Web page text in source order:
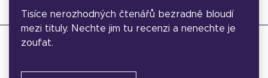
Tisíce nerozhodných čtenářů bezradně bloudí
mezi tituly. Nechte jim tu recenzi a nenechte je
zoufat.